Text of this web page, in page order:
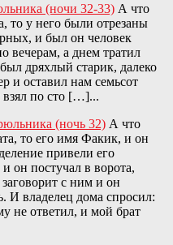
(ночи 32-33) А что
то у него были отрезаны
и был он человек
вечерам, а днем тратил
дряхлый старик, далеко
и оставил нам семьсот
по сто […]...
(ночь 32) А что
то его имя Факик, и он
привели его
он постучал в ворота,
с ним и он
И владелец дома спросил:
не ответил, и мой брат